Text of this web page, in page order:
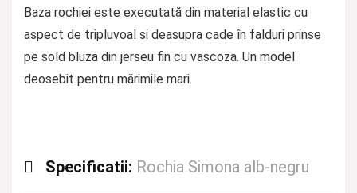
Baza rochiei este executată din material elastic cu
aspect de tripluvoal si deasupra cade în falduri prinse
pe sold bluza din jerseu fin cu vascoza. Un model
deosebit pentru mărimile mari.
Specificatii: Rochia Simona alb-negru